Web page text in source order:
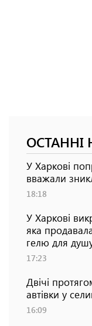
У Харкові
вважали
18:18
У Харкові
яка
гелю для
17:23
Двічі
автівки у
16:09